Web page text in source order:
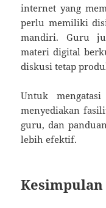
internet yang
perlu memiliki
mandiri. Guru
materi digital
diskusi tetap
Untuk
menyediakan
guru, dan
lebih efektif.
Kesimpulan